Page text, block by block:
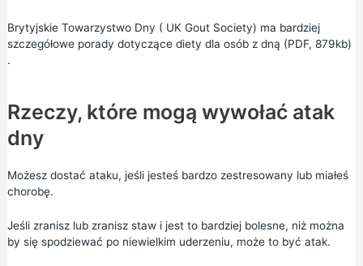
Brytyjskie Towarzystwo Dny ( UK Gout Society) ma bardziej
szczegółowe porady dotyczące diety dla osób z dną (PDF, 879kb)
.
Rzeczy, które mogą wywołać atak
dny
Możesz dostać ataku, jeśli jesteś bardzo zestresowany lub miałeś
chorobę.
Jeśli zranisz lub zranisz staw i jest to bardziej bolesne, niż można
by się spodziewać po niewielkim uderzeniu, może to być atak.